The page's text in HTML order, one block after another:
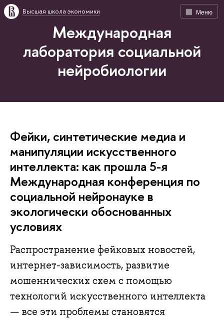
Меню
Высшая школа экономики
Международная
лаборатория социальной
нейробиологии
Фейки, синтетические медиа и
манипуляции искусственного
интеллекта: как прошла 5-я
Международная конференция по
социальной нейронауке в
экологически обоснованных
условиях
Распространение фейковых новостей,
интернет-зависимость, развитие
мошеннических схем с помощью
технологий искусственного интеллекта
— все эти проблемы становятся